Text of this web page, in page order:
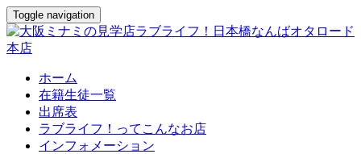
Toggle navigation
ホーム
在籍生徒一覧
出席表
ラブライフ！ってこんなお店
インフォメーション